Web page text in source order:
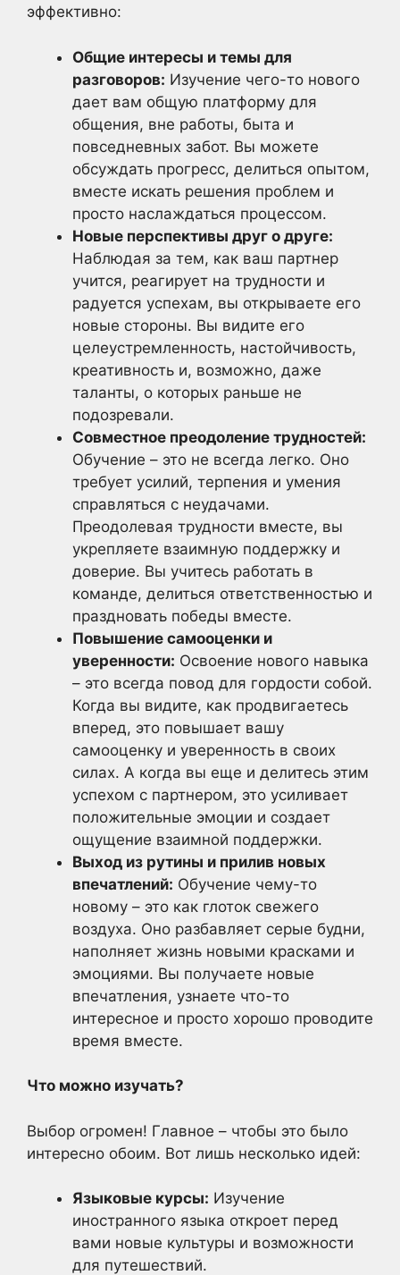
эффективно:
Общие интересы и темы для
разговоров: Изучение чего-то нового
дает вам общую платформу для
общения, вне работы, быта и
повседневных забот. Вы можете
обсуждать прогресс, делиться опытом,
вместе искать решения проблем и
просто наслаждаться процессом.
Новые перспективы друг о друге:
Наблюдая за тем, как ваш партнер
учится, реагирует на трудности и
радуется успехам, вы открываете его
новые стороны. Вы видите его
целеустремленность, настойчивость,
креативность и, возможно, даже
таланты, о которых раньше не
подозревали.
Совместное преодоление трудностей:
Обучение – это не всегда легко. Оно
требует усилий, терпения и умения
справляться с неудачами.
Преодолевая трудности вместе, вы
укрепляете взаимную поддержку и
доверие. Вы учитесь работать в
команде, делиться ответственностью и
праздновать победы вместе.
Повышение самооценки и
уверенности: Освоение нового навыка
– это всегда повод для гордости собой.
Когда вы видите, как продвигаетесь
вперед, это повышает вашу
самооценку и уверенность в своих
силах. А когда вы еще и делитесь этим
успехом с партнером, это усиливает
положительные эмоции и создает
ощущение взаимной поддержки.
Выход из рутины и прилив новых
впечатлений: Обучение чему-то
новому – это как глоток свежего
воздуха. Оно разбавляет серые будни,
наполняет жизнь новыми красками и
эмоциями. Вы получаете новые
впечатления, узнаете что-то
интересное и просто хорошо проводите
время вместе.
Что можно изучать?
Выбор огромен! Главное – чтобы это было
интересно обоим. Вот лишь несколько идей:
Языковые курсы: Изучение
иностранного языка откроет перед
вами новые культуры и возможности
для путешествий.